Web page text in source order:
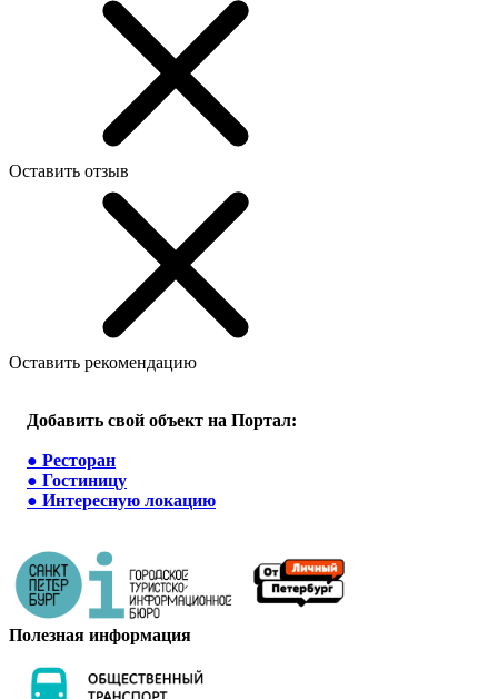
Оставить отзыв
Оставить рекомендацию
Добавить свой объект на Портал:
● Ресторан
● Гостиницу
● Интересную локацию
Полезная информация